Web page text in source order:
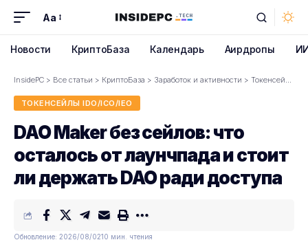
Font
Aa
Новости КриптоБаза Календарь Аирдропы
InsidePC > Все статьи > КриптоБаза > Заработок и активности > Токенсейлы IDO/ICO/IEO
ТОКЕНСЕЙЛЫ IDO/ICO/IEO
DAO Maker без сейлов: что
осталось от лаунчпада и стоит
ли держать DAO ради доступа
Обновление: 2026/08/0210 мин. чтения